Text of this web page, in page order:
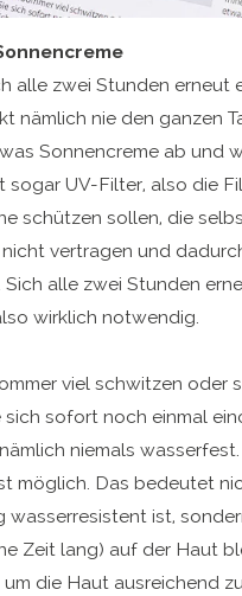
alle zwei Stunden erneut
nämlich nie den ganzen
Sonnencreme ab und
sogar UV-Filter, also die
schützen sollen, die
vertragen und
Sich alle zwei Stunden
wirklich notwendig.
viel schwitzen oder
sofort noch einmal
niemals wasserfest.
möglich. Das bedeutet
wasserresistent ist,
Zeit lang) auf der Haut
die Haut ausreichend